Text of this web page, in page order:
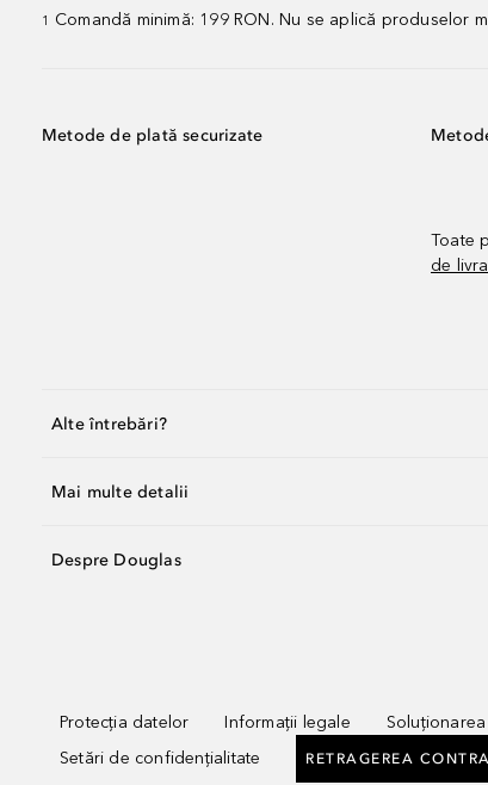
1 Comandă minimă: 199 RON. Nu se aplică produselor
Metode de plată securizate
Toate
de
Alte întrebări?
Mai multe detalii
Despre Douglas
Protecția datelor Informații legale
Setări de confidențialitate
RETRAGEREA